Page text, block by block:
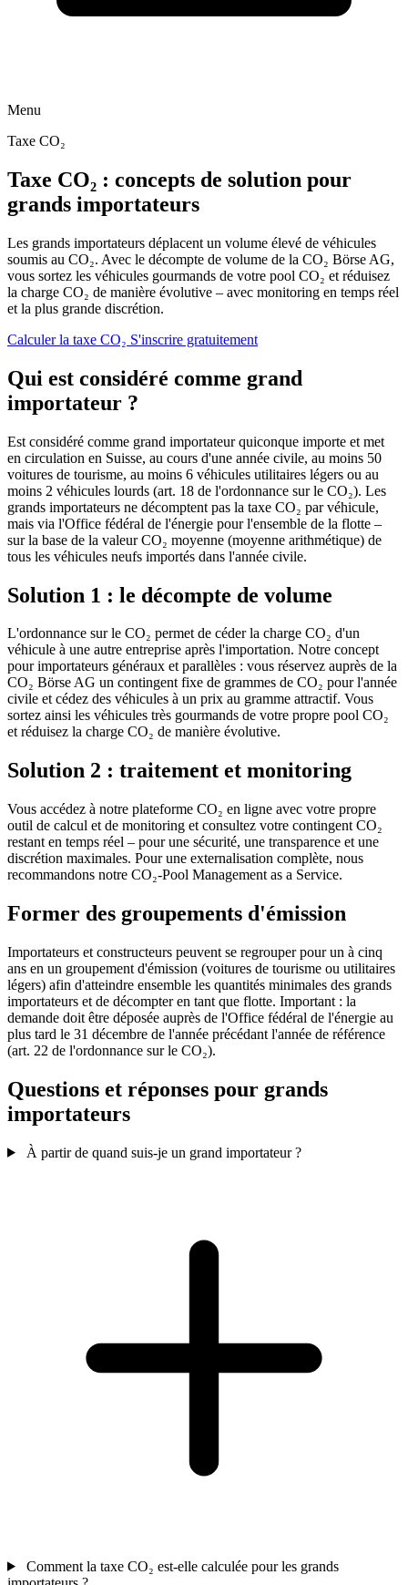
Menu
Taxe CO₂
Taxe CO₂ : concepts de solution pour
grands importateurs
Les grands importateurs déplacent un volume élevé de véhicules
soumis au CO₂. Avec le décompte de volume de la CO₂ Börse AG,
vous sortez les véhicules gourmands de votre pool CO₂ et réduisez
la charge CO₂ de manière évolutive – avec monitoring en temps réel
et la plus grande discrétion.
Calculer la taxe CO₂ S'inscrire gratuitement
Qui est considéré comme grand
importateur ?
Est considéré comme grand importateur quiconque importe et met
en circulation en Suisse, au cours d'une année civile, au moins 50
voitures de tourisme, au moins 6 véhicules utilitaires légers ou au
moins 2 véhicules lourds (art. 18 de l'ordonnance sur le CO₂). Les
grands importateurs ne décomptent pas la taxe CO₂ par véhicule,
mais via l'Office fédéral de l'énergie pour l'ensemble de la flotte –
sur la base de la valeur CO₂ moyenne (moyenne arithmétique) de
tous les véhicules neufs importés dans l'année civile.
Solution 1 : le décompte de volume
L'ordonnance sur le CO₂ permet de céder la charge CO₂ d'un
véhicule à une autre entreprise après l'importation. Notre concept
pour importateurs généraux et parallèles : vous réservez auprès de la
CO₂ Börse AG un contingent fixe de grammes de CO₂ pour l'année
civile et cédez des véhicules à un prix au gramme attractif. Vous
sortez ainsi les véhicules très gourmands de votre propre pool CO₂
et réduisez la charge CO₂ de manière évolutive.
Solution 2 : traitement et monitoring
Vous accédez à notre plateforme CO₂ en ligne avec votre propre
outil de calcul et de monitoring et consultez votre contingent CO₂
restant en temps réel – pour une sécurité, une transparence et une
discrétion maximales. Pour une externalisation complète, nous
recommandons notre CO₂-Pool Management as a Service.
Former des groupements d'émission
Importateurs et constructeurs peuvent se regrouper pour un à cinq
ans en un groupement d'émission (voitures de tourisme ou utilitaires
légers) afin d'atteindre ensemble les quantités minimales des grands
importateurs et de décompter en tant que flotte. Important : la
demande doit être déposée auprès de l'Office fédéral de l'énergie au
plus tard le 31 décembre de l'année précédant l'année de référence
(art. 22 de l'ordonnance sur le CO₂).
Questions et réponses pour grands
importateurs
À partir de quand suis-je un grand importateur ?
Comment la taxe CO₂ est-elle calculée pour les grands